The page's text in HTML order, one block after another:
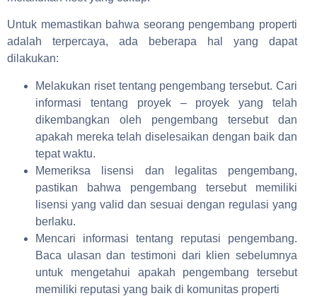
Untuk memastikan bahwa seorang pengembang properti
adalah terpercaya, ada beberapa hal yang dapat
dilakukan:
Melakukan riset tentang pengembang tersebut. Cari
informasi tentang proyek – proyek yang telah
dikembangkan oleh pengembang tersebut dan
apakah mereka telah diselesaikan dengan baik dan
tepat waktu.
Memeriksa lisensi dan legalitas pengembang,
pastikan bahwa pengembang tersebut memiliki
lisensi yang valid dan sesuai dengan regulasi yang
berlaku.
Mencari informasi tentang reputasi pengembang.
Baca ulasan dan testimoni dari klien sebelumnya
untuk mengetahui apakah pengembang tersebut
memiliki reputasi yang baik di komunitas properti